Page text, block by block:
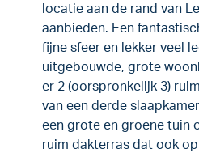
locatie aan de rand van
aanbieden. Een
fijne sfeer en lekker veel
uitgebouwde, grote
er 2 (oorspronkelijk 3)
van een derde
een grote en groene tuin
ruim dakterras dat ook